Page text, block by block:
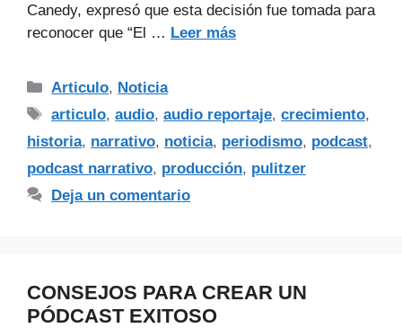
Canedy, expresó que esta decisión fue tomada para
reconocer que “El … Leer más
Articulo, Noticia
articulo,audio,audio reportaje,crecimiento,
historia, narrativo, noticia, periodismo, podcast,
podcast narrativo, producción, pulitzer
Deja un comentario
CONSEJOS PARA CREAR UN
PÓDCAST EXITOSO